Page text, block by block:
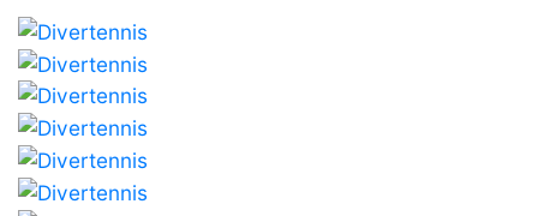
Palmarès
equips
Llegendes
Jugadors
professionals
Competicions